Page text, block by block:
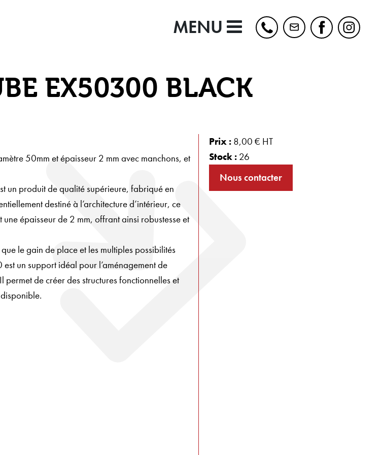
MENU
EX50300 BLACK
50mm et épaisseur 2 mm avec manchons, et
un produit de qualité supérieure, fabriqué en
destiné à l’architecture d’intérieur, ce
épaisseur de 2 mm, offrant ainsi robustesse et
le gain de place et les multiples possibilités
un support idéal pour l’aménagement de
permet de créer des structures fonctionnelles et
Prix : 8,00 € HT
Stock : 26
Nous contacter